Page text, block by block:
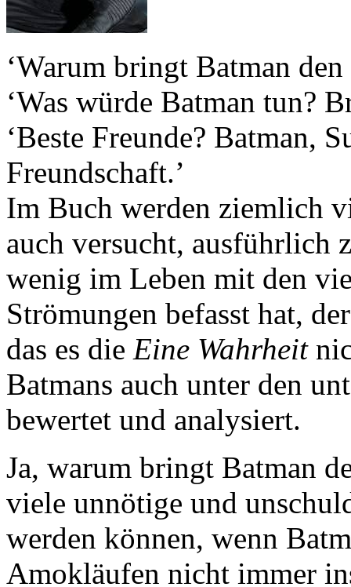
‘Warum bringt Batman
‘Was würde Batman tun?
‘Beste Freunde? Batman,
Freundschaft.’
Im Buch werden ziemlich
auch versucht, ausführlich
wenig im Leben mit den
Strömungen befasst hat,
das es die Eine Wahrheit
Batmans auch unter den
bewertet und analysiert.
Ja, warum bringt Batman
viele unnötige und
werden können, wenn
Amokläufen nicht immer